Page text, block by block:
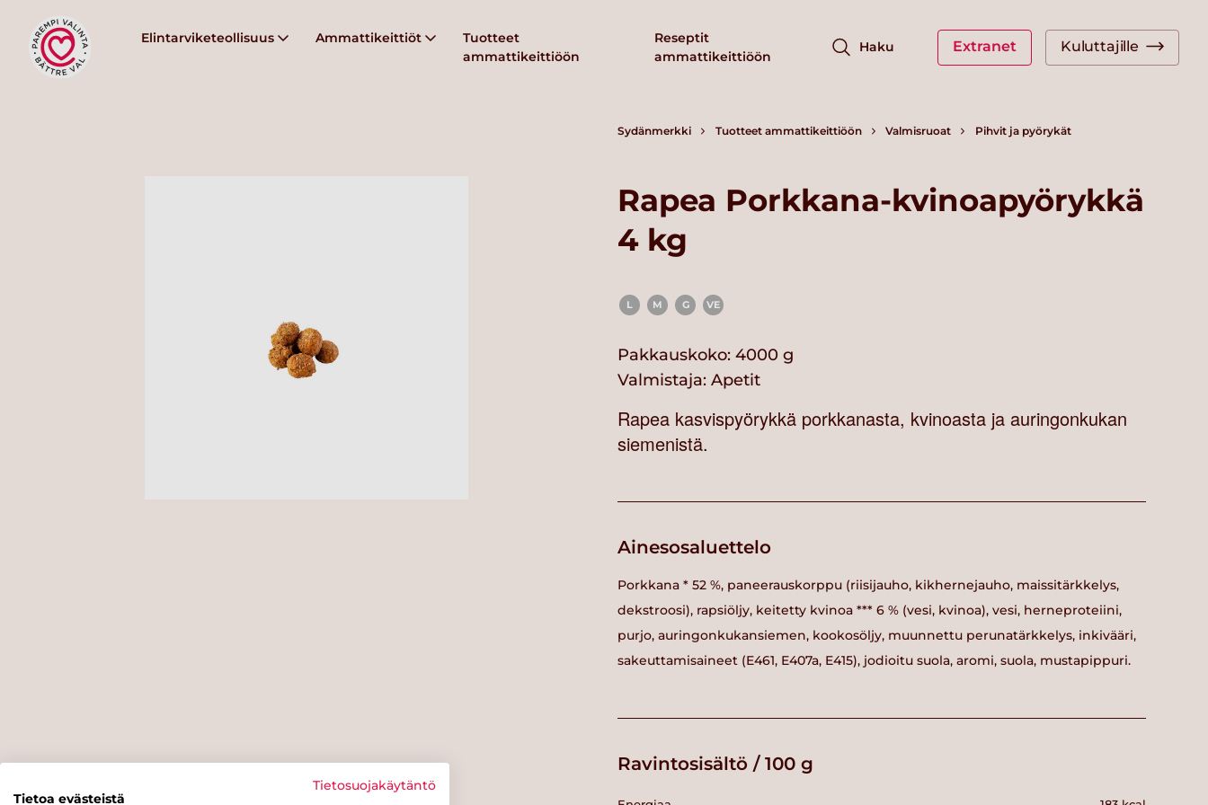
Elintarviketeollisuus Ammattikeittiöt
Tuotteet
ammattikeittiöön
Reseptit
ammattikeittiöön
Haku Extranet Kuluttajille
Sydänmerkki Tuotteet ammattikeittiöön Valmisruoat Pihvit ja pyörykät
Rapea Porkkana-kvinoapyörykkä
4 kg
L M G VE
Pakkauskoko: 4000 g
Valmistaja: Apetit
Rapea kasvispyörykkä porkkanasta, kvinoasta ja auringonkukan
siemenistä.
Ainesosaluettelo
Porkkana * 52 %, paneerauskorppu (riisijauho, kikhernejauho, maissitärkkelys,
dekstroosi), rapsiöljy, keitetty kvinoa *** 6 % (vesi, kvinoa), vesi, herneproteiini,
purjo, auringonkukansiemen, kookosöljy, muunnettu perunatärkkelys, inkivääri,
sakeuttamisaineet (E461, E407a, E415), jodioitu suola, aromi, suola, mustapippuri.
Ravintosisältö / 100 g
Tietosuojakäytäntö
Tietoa evästeistä